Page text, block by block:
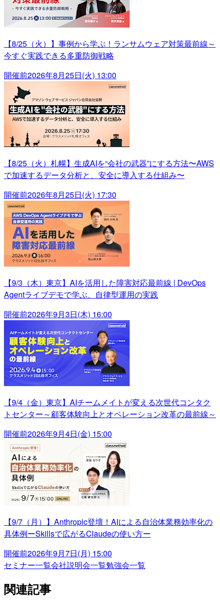
【8/25（火）】事例から学ぶ！ランサムウェア対策最前線～
今すぐ実践できる多重防御戦略
開催前2026年8月25日(火) 13:00
【8/25（火）札幌】生成AIを“会社の武器”にする方法〜AWS
で加速するデータ分析と、安全に導入する仕組み〜
開催前2026年8月25日(火) 17:30
【9/3（木）東京】AIを活用した障害対応最前線 | DevOps
Agentライブデモで学ぶ、自律型運用の実践
開催前2026年9月3日(木) 16:00
【9/4（金）東京】AIチームメイトが変える次世代コンタク
トセンター～顧客体験向上とオペレーション改革の最前線～
開催前2026年9月4日(金) 15:00
【9/7（月）】Anthropic登壇！AIによる自治体業務効率化の
具体例ーSkillsで広がるClaudeの使い方ー
開催前2026年9月7日(月) 15:00
セミナー一覧会社説明会一覧勉強会一覧
関連記事